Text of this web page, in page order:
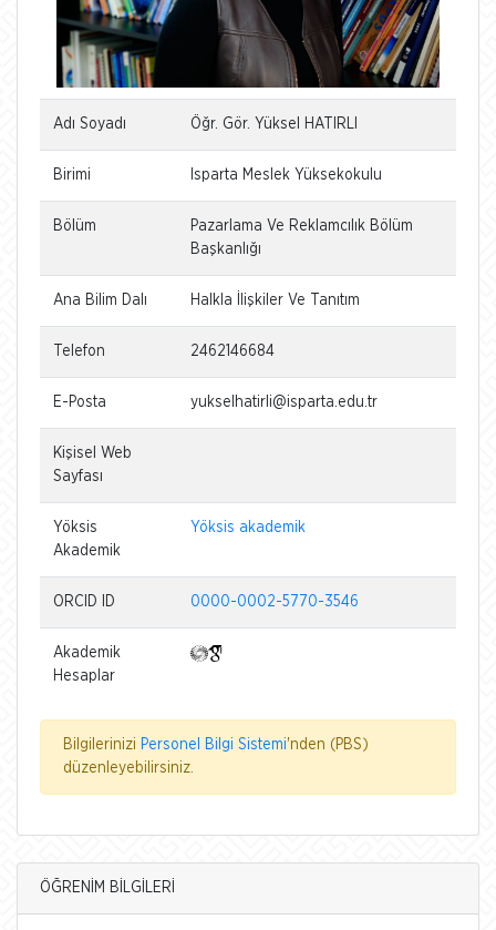
Adı Soyadı Öğr. Gör. Yüksel HATIRLI
Birimi Isparta Meslek Yüksekokulu
Bölüm
Pazarlama Ve Reklamcılık Bölüm
Başkanlığı
Ana Bilim Dalı Halkla İlişkiler Ve Tanıtım
Telefon 2462146684
E-Posta yukselhatirli@isparta.edu.tr
Kişisel Web
Sayfası
Yöksis
Akademik
Yöksis akademik
ORCID ID 0000-0002-5770-3546
Akademik
Hesaplar
Bilgilerinizi Personel Bilgi Sistemi'nden (PBS)
düzenleyebilirsiniz.
ÖĞRENİM BİLGİLERİ